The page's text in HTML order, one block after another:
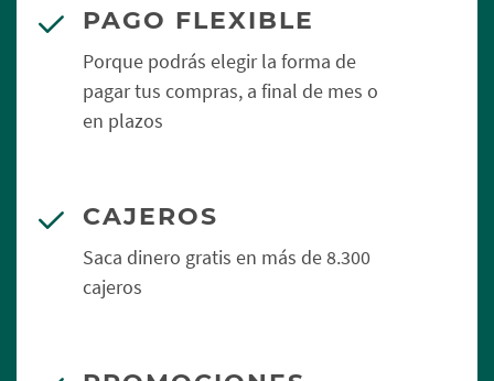
PAGO FLEXIBLE
Porque podrás elegir la forma de
pagar tus compras, a final de mes o
en plazos
CAJEROS
Saca dinero gratis en más de 8.300
cajeros